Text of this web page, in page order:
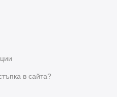
в сайта?